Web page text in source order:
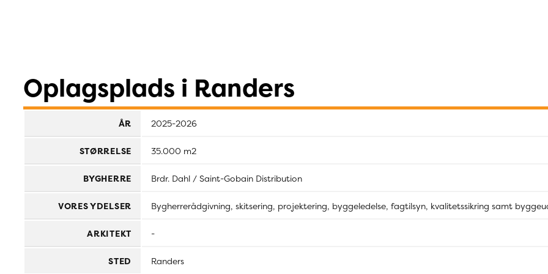
Oplagsplads i Randers
ÅR 2025-2026
STØRRELSE 35.000 m2
BYGHERRE Brdr. Dahl / Saint-Gobain Distribution
VORES YDELSER Bygherrerådgivning, skitsering, projektering, byggeledelse, fagtilsyn, kvalitetssikring samt
ARKITEKT -
STED Randers